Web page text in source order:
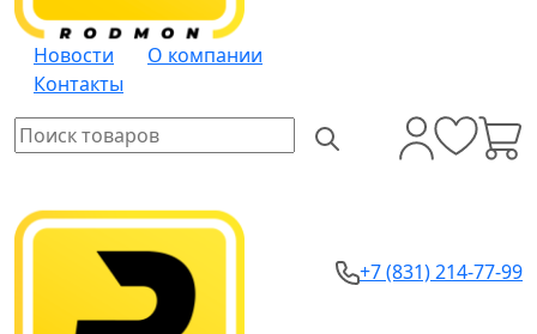
Новости
О компании
Контакты
+7 (831) 214-77-99